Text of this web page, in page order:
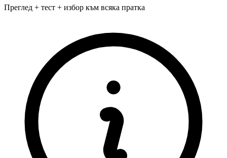
Преглед + тест + избор към всяка пратка